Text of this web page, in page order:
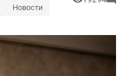
Новости